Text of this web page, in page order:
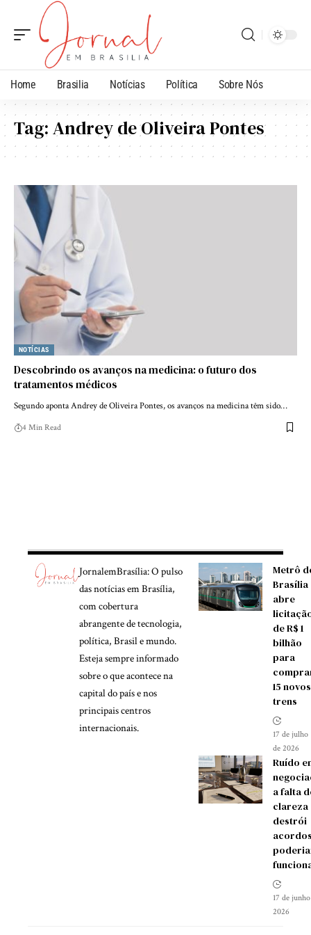
Home Brasilia Notícias Política Sobre Nós
Tag:Andrey de Oliveira Pontes
NOTÍCIAS
Descobrindo os avanços na medicina: o futuro dos
tratamentos médicos
Segundo aponta Andrey de Oliveira Pontes, os avanços na medicina têm sido…
4 Min Read
JornalemBrasília: O pulso
das notícias em Brasília,
com cobertura
abrangente de tecnologia,
política, Brasil e mundo.
Esteja sempre informado
sobre o que acontece na
capital do país e nos
principais centros
internacionais.
Metrô
Brasília
abre
de R$ 1
bilhão
para
15 novos
trens
17 de julho
de 2026
Ruído
a falta
clareza
destrói
17 de
2026